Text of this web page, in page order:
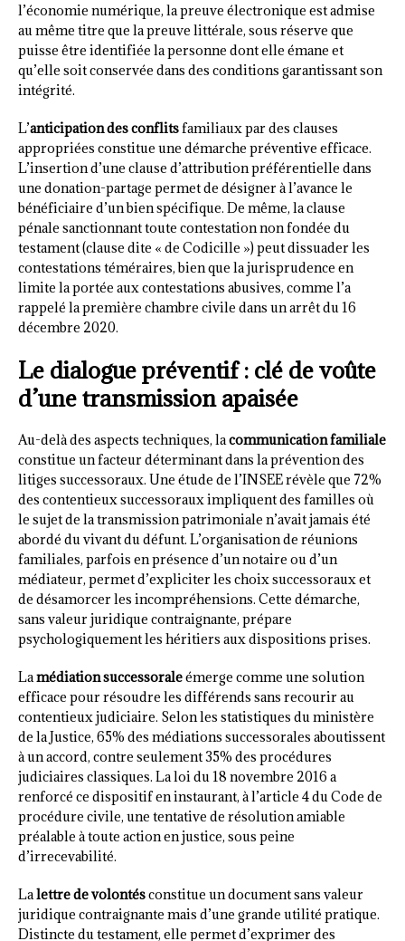
l’économie numérique, la preuve électronique est admise
au même titre que la preuve littérale, sous réserve que
puisse être identifiée la personne dont elle émane et
qu’elle soit conservée dans des conditions garantissant son
intégrité.
L’anticipation des conflitsfamiliaux par des clauses
appropriées constitue une démarche préventive efficace.
L’insertion d’une clause d’attribution préférentielle dans
une donation-partage permet de désigner à l’avance le
bénéficiaire d’un bien spécifique. De même, la clause
pénale sanctionnant toute contestation non fondée du
testament (clause dite « de Codicille ») peut dissuader les
contestations téméraires, bien que la jurisprudence en
limite la portée aux contestations abusives, comme l’a
rappelé la première chambre civile dans un arrêt du 16
décembre 2020.
Le dialogue préventif : clé de voûte
d’une transmission apaisée
Au-delà des aspects techniques, lacommunication familiale
constitue un facteur déterminant dans la prévention des
litiges successoraux. Une étude de l’INSEE révèle que 72%
des contentieux successoraux impliquent des familles où
le sujet de la transmission patrimoniale n’avait jamais été
abordé du vivant du défunt. L’organisation de réunions
familiales, parfois en présence d’un notaire ou d’un
médiateur, permet d’expliciter les choix successoraux et
de désamorcer les incompréhensions. Cette démarche,
sans valeur juridique contraignante, prépare
psychologiquement les héritiers aux dispositions prises.
Lamédiation successoraleémerge comme une solution
efficace pour résoudre les différends sans recourir au
contentieux judiciaire. Selon les statistiques du ministère
de la Justice, 65% des médiations successorales aboutissent
à un accord, contre seulement 35% des procédures
judiciaires classiques. La loi du 18 novembre 2016 a
renforcé ce dispositif en instaurant, à l’article 4 du Code de
procédure civile, une tentative de résolution amiable
préalable à toute action en justice, sous peine
d’irrecevabilité.
Lalettre de volontésconstitue un document sans valeur
juridique contraignante mais d’une grande utilité pratique.
Distincte du testament, elle permet d’exprimer des